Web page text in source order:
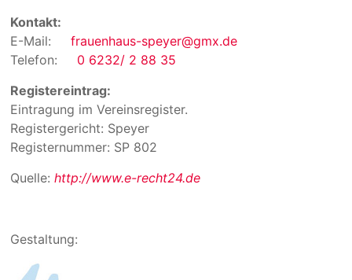
Kontakt:
E-Mail:frauenhaus-speyer@gmx.de
Telefon: 0 6232/ 2 88 35
Registereintrag:
Eintragung im Vereinsregister.
Registergericht: Speyer
Registernummer: SP 802
Quelle:http://www.e-recht24.de
Gestaltung: